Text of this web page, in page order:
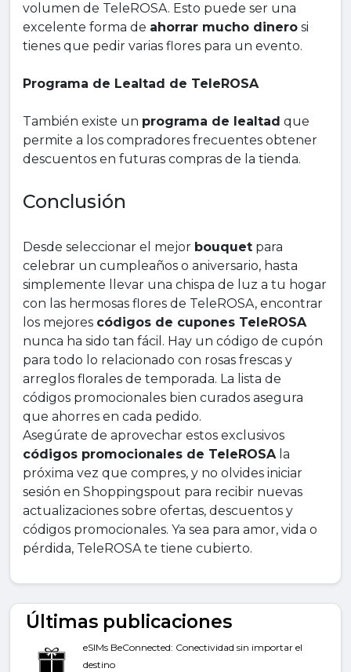
volumen de TeleROSA. Esto puede ser una
excelente forma de ahorrar mucho dinero si
tienes que pedir varias flores para un evento.
Programa de Lealtad de TeleROSA
También existe un programa de lealtad que
permite a los compradores frecuentes obtener
descuentos en futuras compras de la tienda.
Conclusión
Desde seleccionar el mejor bouquet para
celebrar un cumpleaños o aniversario, hasta
simplemente llevar una chispa de luz a tu hogar
con las hermosas flores de TeleROSA, encontrar
los mejores códigos de cupones TeleROSA
nunca ha sido tan fácil. Hay un código de cupón
para todo lo relacionado con rosas frescas y
arreglos florales de temporada. La lista de
códigos promocionales bien curados asegura
que ahorres en cada pedido.
Asegúrate de aprovechar estos exclusivos
códigos promocionales de TeleROSAla
próxima vez que compres, y no olvides iniciar
sesión en Shoppingspout para recibir nuevas
actualizaciones sobre ofertas, descuentos y
códigos promocionales. Ya sea para amor, vida o
pérdida, TeleROSA te tiene cubierto.
Últimas publicaciones
eSIMs BeConnected: Conectividad sin importar el
destino